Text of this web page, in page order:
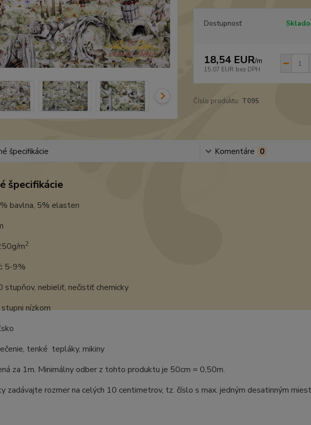
Dostupnosť
18,54 EUR/m
15,07 EUR bez DPH
Číslo produktu: T095
špecifikácie Komentáre 0
špecifikácie
bavlna, 5% elasten
m2
5-9%
stupňov, nebieliť, nečistiť chemicky
nízkom
tenké tepláky, mikiny
za 1m. Minimálny odber z tohto produktu je 50cm = 0,50m.
zadávajte rozmer na celých 10 centimetrov, tz. číslo s max. jedným desatinným